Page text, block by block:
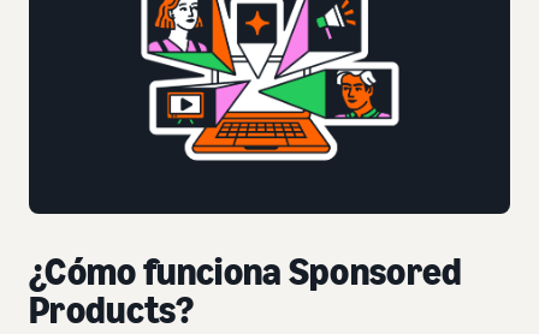
¿Cómo funciona Sponsored
Products?